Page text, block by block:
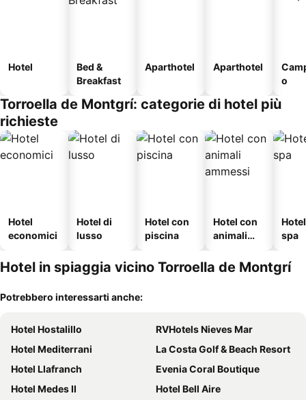
Hotel
Bed &
Breakfast
Aparthotel Aparthotel
o
Torroella de Montgrí: categorie di hotel più
richieste
Hotel
economici
Hotel di
lusso
Hotel con
piscina
Hotel con
animali
spa
Hotel in spiaggia vicino Torroella de Montgrí
Potrebbero interessarti anche:
Hotel Hostalillo
RVHotels Nieves Mar
Hotel Mediterrani
La Costa Golf & Beach Resort
Hotel Llafranch
Evenia Coral Boutique
Hotel Medes II
Hotel Bell Aire